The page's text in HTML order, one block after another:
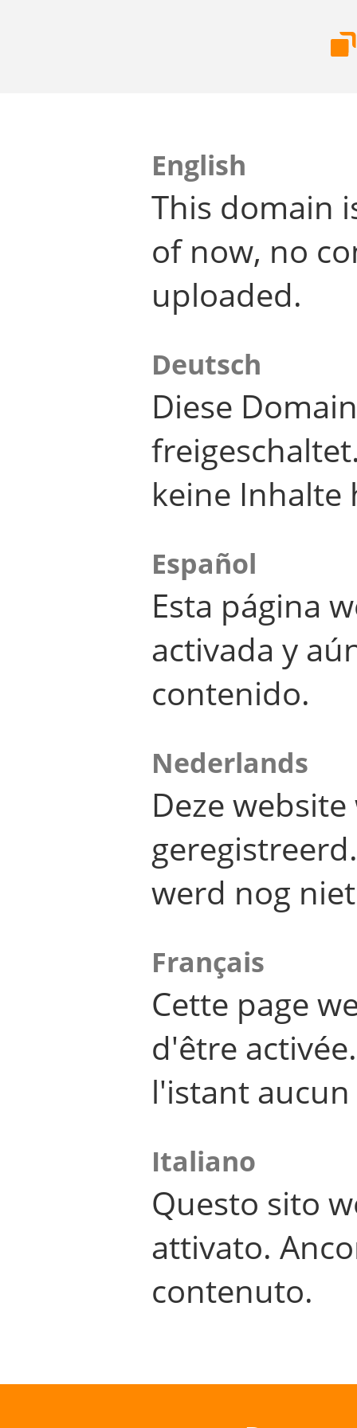
English
This domain
of now, no
uploaded.
Deutsch
Diese
keine Inhalte
Español
Esta página
activada y
contenido.
Nederlands
Deze
werd nog
Français
Cette page
d'être
l'istant
Italiano
Questo sito
attivato.
contenuto.